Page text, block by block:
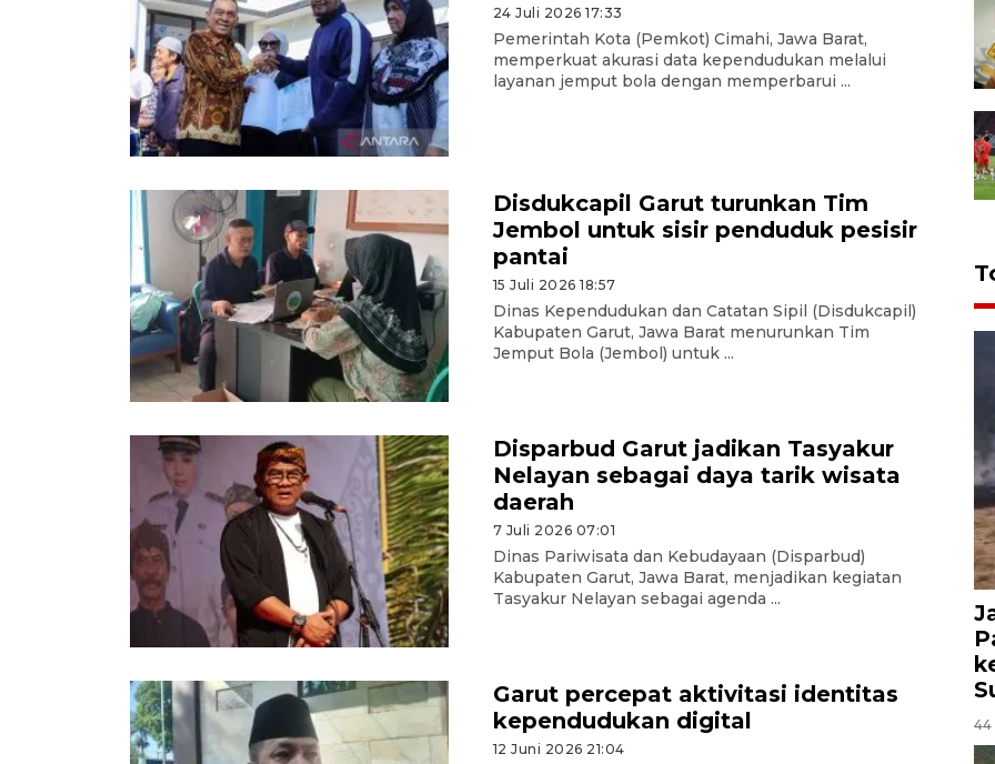
24 Juli 2026 17:33
Pemerintah Kota (Pemkot) Cimahi, Jawa Barat,
memperkuat akurasi data kependudukan melalui
layanan jemput bola dengan memperbarui ...
Disdukcapil Garut turunkan Tim
Jembol untuk sisir penduduk pesisir
pantai
15 Juli 2026 18:57
Dinas Kependudukan dan Catatan Sipil (Disdukcapil)
Kabupaten Garut, Jawa Barat menurunkan Tim
Jemput Bola (Jembol) untuk ...
Disparbud Garut jadikan Tasyakur
Nelayan sebagai daya tarik wisata
daerah
7 Juli 2026 07:01
Dinas Pariwisata dan Kebudayaan (Disparbud)
Kabupaten Garut, Jawa Barat, menjadikan kegiatan
Tasyakur Nelayan sebagai agenda ...
Garut percepat aktivitasi identitas
kependudukan digital
12 Juni 2026 21:04
44